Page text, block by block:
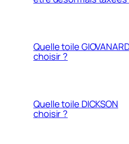
Quelle toile
choisir ?
Quelle toile DICKSON
choisir ?